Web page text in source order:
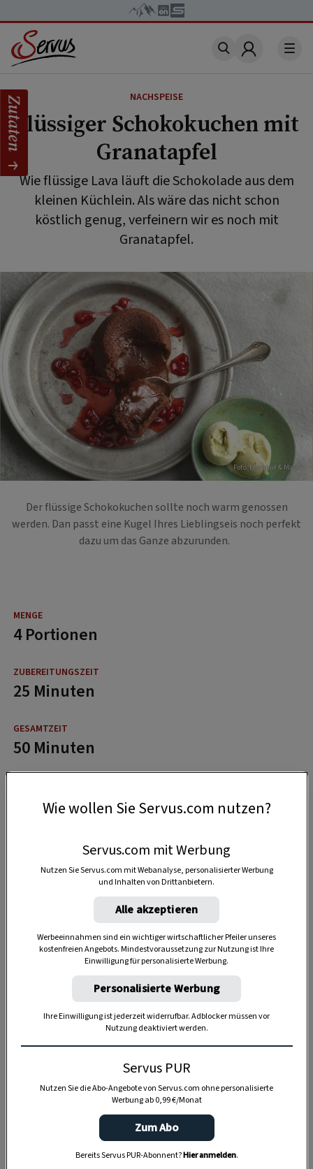
Account
NACHSPEISE
Flüssiger Schokokuchen mit
Granatapfel
Wie flüssige Lava läuft die Schokolade aus dem
kleinen Küchlein. Als wäre das nicht schon
köstlich genug, verfeinern wir es noch mit
Granatapfel.
Foto: Eisenhut & Mayer
Der flüssige Schokokuchen sollte noch warm genossen
werden. Dan passt eine Kugel Ihres Lieblingseis noch perfekt
dazu um das Ganze abzurunden.
4 Portionen
25 Minuten
50 Minuten
Anzeige
Zutaten
Wie wollen Sie Servus.com nutzen?
Servus.com mit Werbung
Nutzen Sie Servus.com mit Webanalyse, personalisierter Werbung
und Inhalten von Drittanbietern.
Alle akzeptieren
Werbeeinnahmen sind ein wichtiger wirtschaftlicher Pfeiler unseres
kostenfreien Angebots. Mindestvoraussetzung zur Nutzung ist Ihre
Einwilligung für personalisierte Werbung.
Personalisierte Werbung
Ihre Einwilligung ist jederzeit widerrufbar. Adblocker müssen vor
Nutzung deaktiviert werden.
Servus PUR
Nutzen Sie die Abo-Angebote von Servus.com ohne personalisierte
Werbung ab 0,99 €/Monat
Zum Abo
Bereits Servus PUR-Abonnent?Hier anmelden.